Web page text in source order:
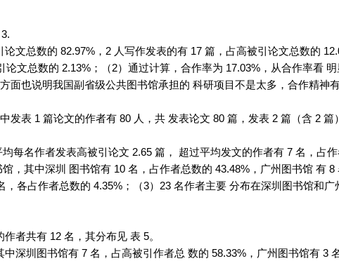
文总数的 82.97%，2 人写作发表的有 17 篇，占高被引论文总数的
文总数的 2.13%；（2）通过计算，合作率为 17.03%，从合作率看
也说明我国副省级公共图书馆承担的 科研项目不是太多，合作精神有
发表 1 篇论文的作者有 80 人，共 发表论文 80 篇，发表 2 篇（含 2
每名作者发表高被引论文 2.65 篇， 超过平均发文的作者有 7 名，占
，其中深圳 图书馆有 10 名，占作者总数的 43.48%，广州图书馆 有
各占作者总数的 4.35%；（3）23 名作者主要 分布在深圳图书馆和
者共有 12 名，其分布见 表 5。
深圳图书馆有 7 名，占高被引作者总 数的 58.33%，广州图书馆有 3